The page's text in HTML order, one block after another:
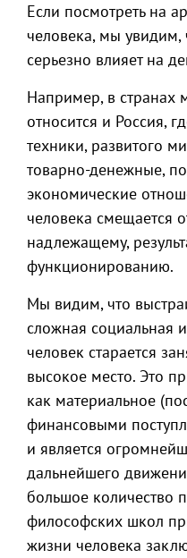
Если посмотреть на
человека, мы увидим,
серьезно влияет на
Например, в странах
относится и Россия,
техники, развитого
товарно-денежные,
экономические
человека смещается
надлежащему,
функционированию.
Мы видим, что
сложная социальная
человек старается
высокое место. Это
как материальное
финансовыми
и является
дальнейшего
большое количество
философских школ
жизни человека